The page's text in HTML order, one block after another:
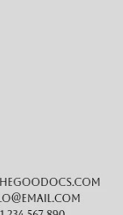
helfen
wir an, diese
Gray Classic
sie im Leben
Broschüre in